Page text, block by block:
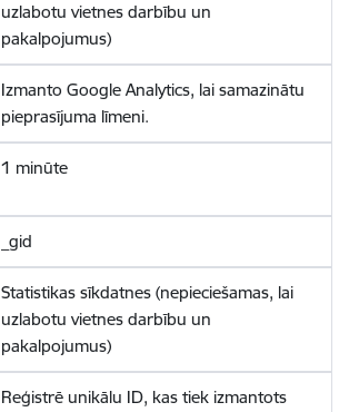
uzlabotu vietnes darbību un
pakalpojumus)
Izmanto Google Analytics, lai samazinātu
pieprasījuma līmeni.
1 minūte
_gid
Statistikas sīkdatnes (nepieciešamas, lai
uzlabotu vietnes darbību un
pakalpojumus)
Reģistrē unikālu ID, kas tiek izmantots